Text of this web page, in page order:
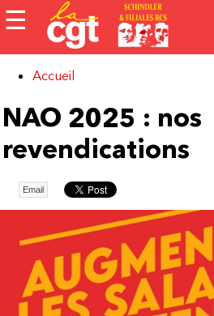
Aller au contenu principal
☰
Accueil
NAO 2025 : nos
revendications
Email